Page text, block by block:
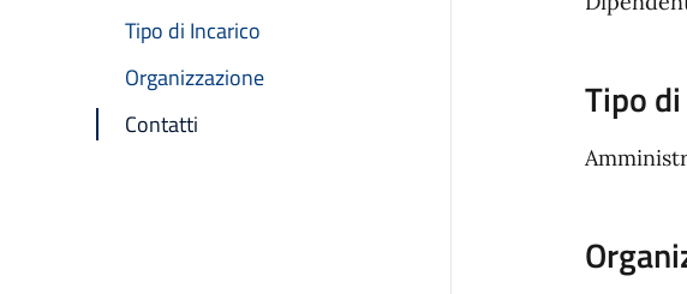
Tipo di Incarico
Organizzazione
Contatti
Tipo